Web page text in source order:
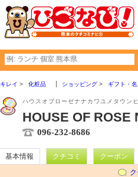
キレイ 化粧品 ショッピング ギフト・
ハウスオブローゼナナカワユメタウン
HOUSE OF
096-232-8686
基本情報 クチコミ クーポン